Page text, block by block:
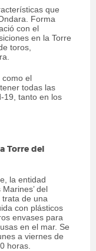
que
Forma
con el
en la Torre
toros,
como el
todas las
19, tanto en los
Torre del
la entidad
del
de una
con plásticos
envases para
en el mar. Se
a viernes de
horas.